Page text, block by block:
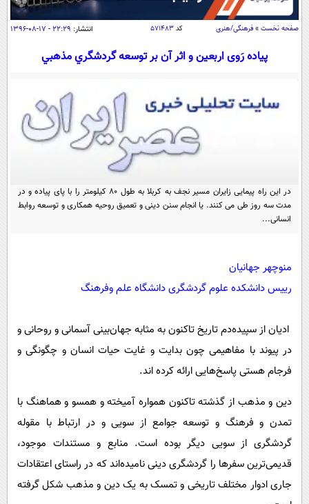
اقتصاد
اقتصادی
جامعه
حوادث
یک برش دانایی
سفر و تفریح
بین الملل
علم و دانش
علمی
گوناگون
سیاست
گوناگون
محیط زیست
سلامت
فرهنگی
داستان کوتاه
آشپزی
صفحه نخست » فرهنگی/هنری کد ۵۷۱۴۸۳ انتشار: ۲۲:۲۹ - ۱۷-۰۸-۱۳۹۶
پياده رَوی اربعين و اثر آن بر توسعه گردشگري مذهبي
در این راه پیمایی زایران مسیر نجف به کربلا به طول 80 کیلومتر را با پای پیاده و در
مدت سه روز طی می کنند. یا انجام سنن دینی و تعمیق روحیه همکاری و توسعه روابط
انسانی...
منوچهر جهانیان
رییس دانشکده علوم گردشگری دانشگاه علم وفرهنگ
ادیان از سپیده‌دم تاریخ تاکنون به مثابه جهان‌بینی آسمانی و روحانی و
در پیوند با مفاهیمی چون بدایت و غایت حیات انسان و چگونگی و
فرجام هستی پاسخ‌هایی ارائه كرده اند.
دین و مذهب از گذشته تاکنون همواره آمیخته و همسو و هماهنگ با
تمدن و فرهنگ و توسعه جوامع از سویی و در ارتباط با مقوله
گردشگری از سویی دیگر بوده است. منابع و مستندات موجود،
قدیمی‌ترین سفرها را گردشگری دینی نامیده‌اند که در راستای اعتقادات
جاری ادوار مختلف تاریخی و تمسک به یک دین و مذهب شکل گرفته